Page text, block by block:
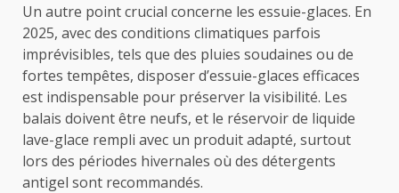
Un autre point crucial concerne les essuie-glaces. En
2025, avec des conditions climatiques parfois
imprévisibles, tels que des pluies soudaines ou de
fortes tempêtes, disposer d’essuie-glaces efficaces
est indispensable pour préserver la visibilité. Les
balais doivent être neufs, et le réservoir de liquide
lave-glace rempli avec un produit adapté, surtout
lors des périodes hivernales où des détergents
antigel sont recommandés.